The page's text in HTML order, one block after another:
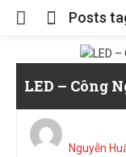
LED – Công
Nguyễn